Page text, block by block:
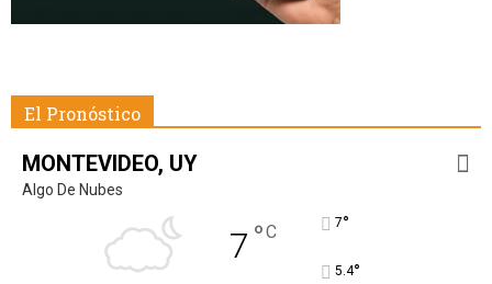
El Pronóstico
MONTEVIDEO, UY
Algo De Nubes
7 °C 7°
5.4°